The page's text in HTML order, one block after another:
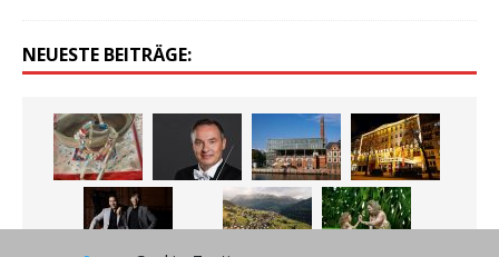
NEUESTE BEITRÄGE: